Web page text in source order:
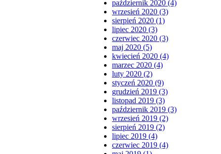
październik 2020 (4)
wrzesień 2020 (3)
sierpień 2020 (1)
lipiec 2020 (3)
czerwiec 2020 (3)
maj 2020 (5)
kwiecień 2020 (4)
marzec 2020 (4)
luty 2020 (2)
styczeń 2020 (9)
grudzień 2019 (3)
listopad 2019 (3)
październik 2019 (3)
wrzesień 2019 (2)
sierpień 2019 (2)
lipiec 2019 (4)
czerwiec 2019 (4)